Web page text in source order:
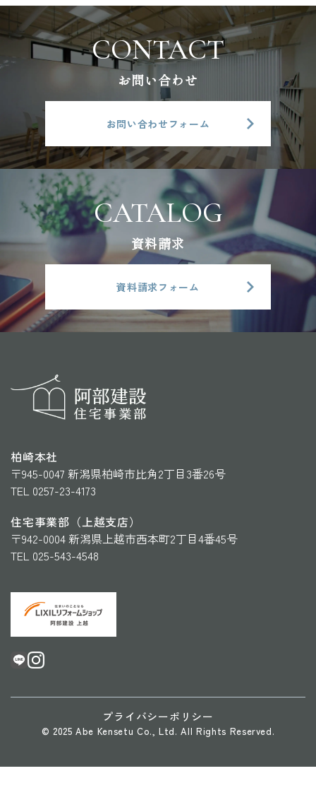
お問い合わせ
お問い合わせフォーム
資料請求
資料請求フォーム
柏崎本社
〒945-0047 新潟県柏崎市比角2丁目3番26号
TEL 0257-23-4173
住宅事業部（上越支店）
〒942-0004 新潟県上越市西本町2丁目4番45号
TEL 025-543-4548
プライバシーポリシー
© 2025 Abe Kensetu Co., Ltd. All Rights Reserved.